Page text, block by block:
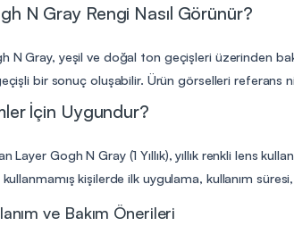
N Gray Rengi Nasıl Görünür?
N Gray, yeşil ve doğal ton geçişleri üzerinden
bir sonuç oluşabilir. Ürün görselleri referans
İçin Uygundur?
Layer Gogh N Gray (1 Yıllık), yıllık renkli lens
kullanmamış kişilerde ilk uygulama, kullanım
ve Bakım Önerileri